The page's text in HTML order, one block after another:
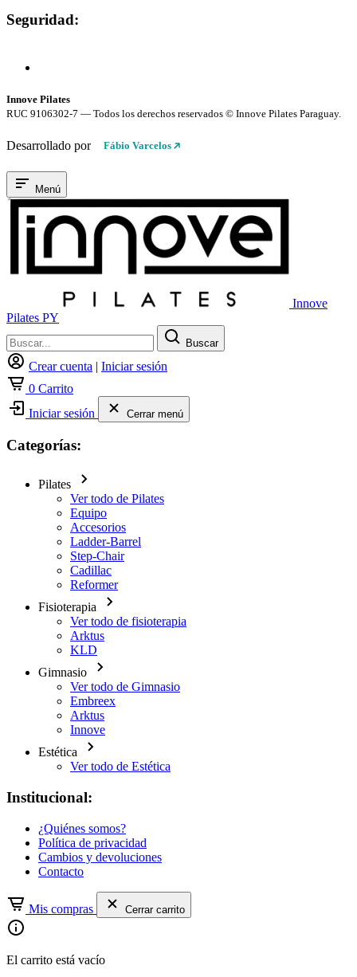
Seguridad:
Innove Pilates
RUC 9106302-7 — Todos los derechos reservados © Innove Pilates Paraguay.
Desarrollado por Fábio Varcelos
Menú
Innove
Pilates PY
Buscar
Crear cuenta | Iniciar sesión
0 Carrito
Iniciar sesión
Cerrar menú
Categorías:
Pilates
Ver todo de Pilates
Equipo
Accesorios
Ladder-Barrel
Step-Chair
Cadillac
Reformer
Fisioterapia
Ver todo de fisioterapia
Arktus
KLD
Gimnasio
Ver todo de Gimnasio
Embreex
Arktus
Innove
Estética
Ver todo de Estética
Institucional:
¿Quiénes somos?
Política de privacidad
Cambios y devoluciones
Contacto
Mis compras Cerrar carrito
El carrito está vacío